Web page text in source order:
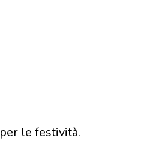
le festività.